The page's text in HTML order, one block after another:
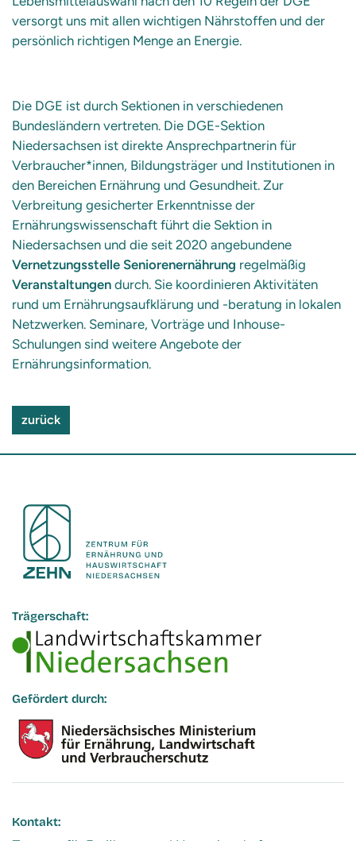
versorgt uns mit allen wichtigen Nährstoffen und der
persönlich richtigen Menge an Energie.
Die DGE ist durch Sektionen in verschiedenen
Bundesländern vertreten. Die DGE-Sektion
Niedersachsen ist direkte Ansprechpartnerin für
Verbraucher*innen, Bildungsträger und Institutionen in
den Bereichen Ernährung und Gesundheit. Zur
Verbreitung gesicherter Erkenntnisse der
Ernährungswissenschaft führt die Sektion in
Niedersachsen und die seit 2020 angebundene
Vernetzungsstelle Seniorenernährung regelmäßig
Veranstaltungen durch. Sie koordinieren Aktivitäten
rund um Ernährungsaufklärung und -beratung in lokalen
Netzwerken. Seminare, Vorträge und Inhouse-
Schulungen sind weitere Angebote der
Ernährungsinformation.
zurück
Trägerschaft:
Gefördert durch:
Kontakt: